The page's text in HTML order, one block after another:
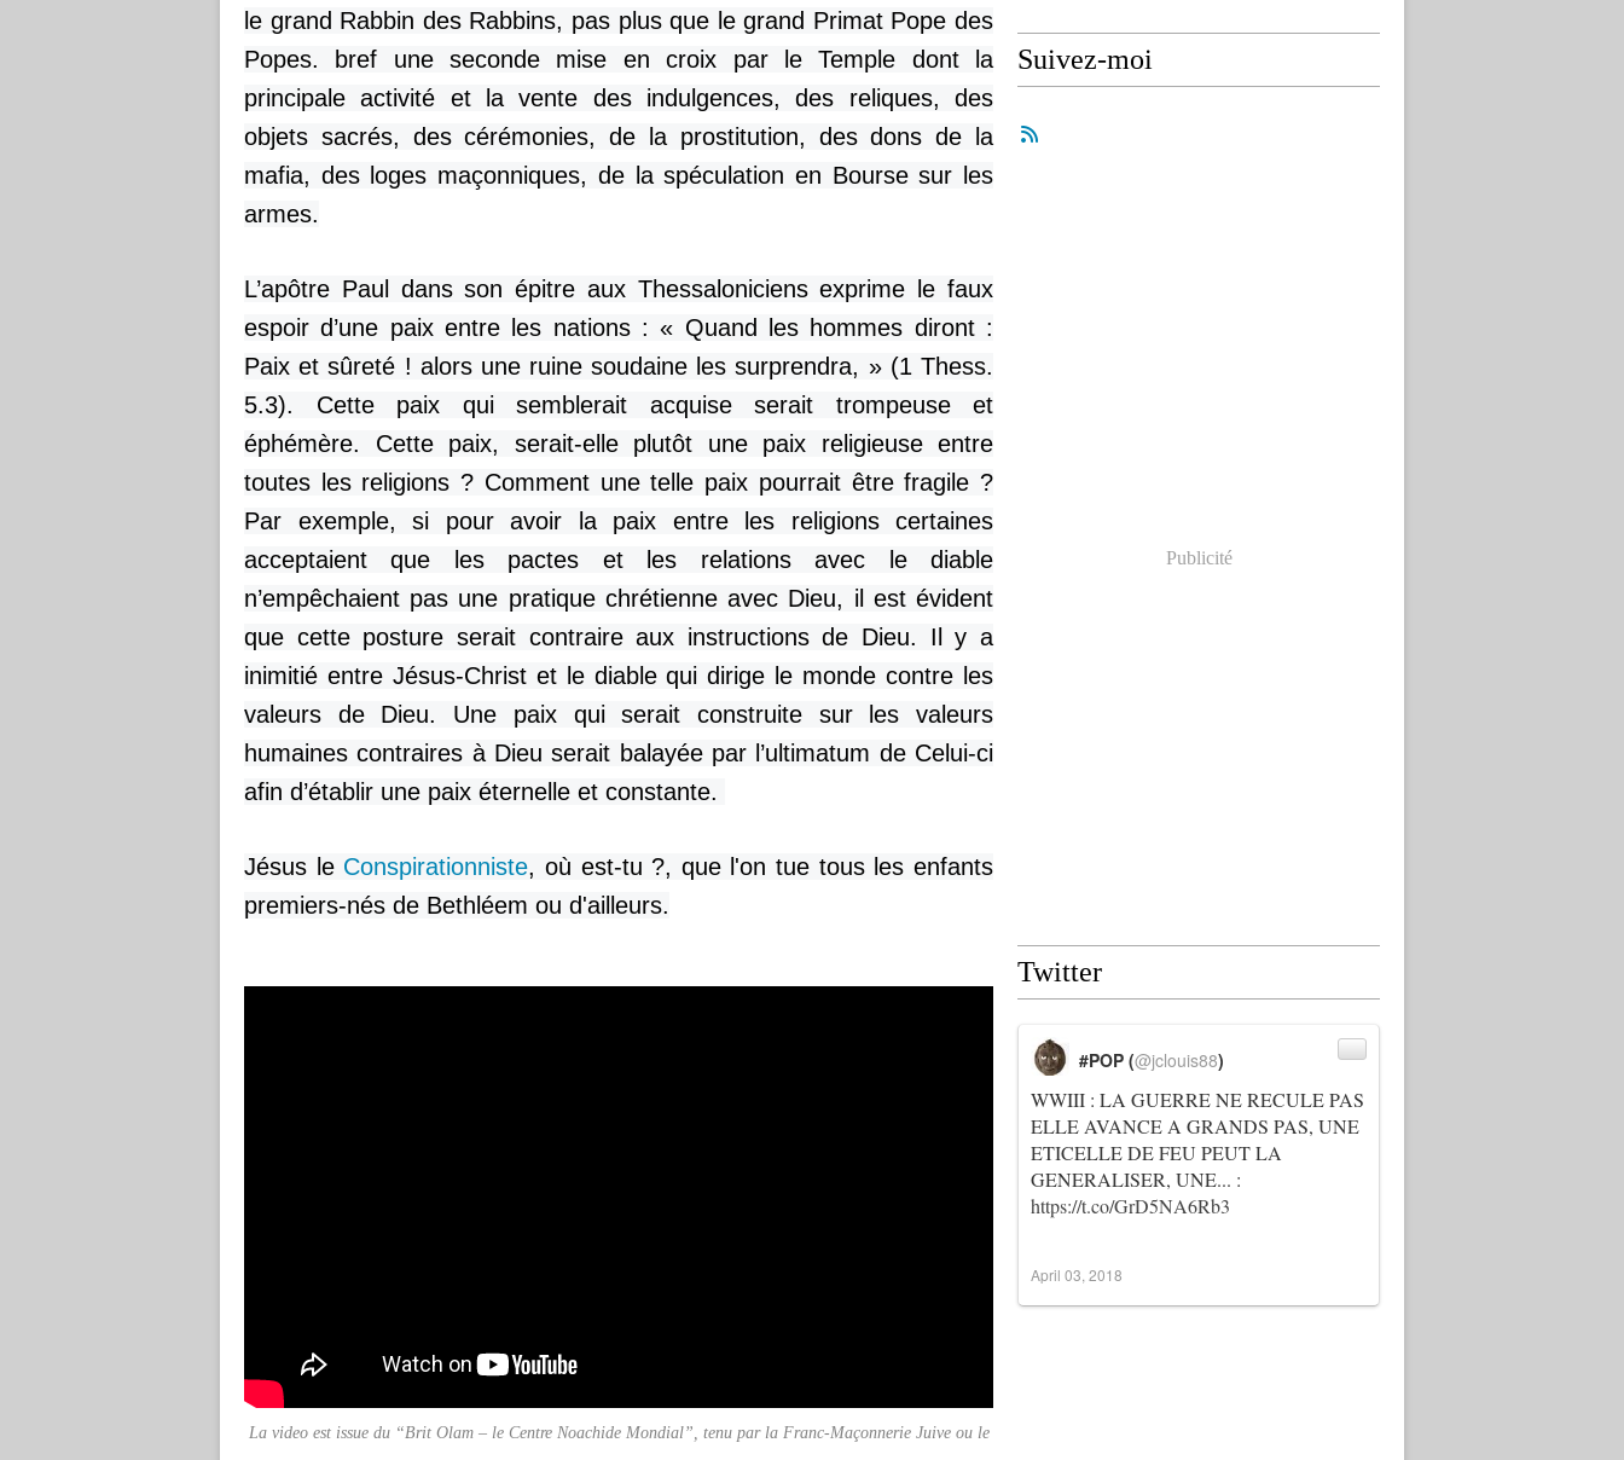
le grand Rabbin des Rabbins, pas plus que le grand Primat Pope des
Popes. bref une seconde mise en croix par le Temple dont la
principale activité et la vente des indulgences, des reliques, des
objets sacrés, des cérémonies, de la prostitution, des dons de la
mafia, des loges maçonniques, de la spéculation en Bourse sur les
armes.
L’apôtre Paul dans son épitre aux Thessaloniciens exprime le faux
espoir d’une paix entre les nations : « Quand les hommes diront :
Paix et sûreté ! alors une ruine soudaine les surprendra, » (1 Thess.
5.3). Cette paix qui semblerait acquise serait trompeuse et
éphémère. Cette paix, serait-elle plutôt une paix religieuse entre
toutes les religions ? Comment une telle paix pourrait être fragile ?
Par exemple, si pour avoir la paix entre les religions certaines
acceptaient que les pactes et les relations avec le diable
n’empêchaient pas une pratique chrétienne avec Dieu, il est évident
que cette posture serait contraire aux instructions de Dieu. Il y a
inimitié entre Jésus-Christ et le diable qui dirige le monde contre les
valeurs de Dieu. Une paix qui serait construite sur les valeurs
humaines contraires à Dieu serait balayée par l’ultimatum de Celui-ci
afin d’établir une paix éternelle et constante.
Jésus le Conspirationniste, où est-tu ?, que l'on tue tous les enfants
premiers-nés de Bethléem ou d'ailleurs.
La video est issue du “Brit Olam – le Centre Noachide Mondial”, tenu par la Franc-Maçonnerie Juive ou le
Suivez-moi
Publicité
Twitter
WWIII : LA GUERRE NE RECULE PAS
ELLE AVANCE A GRANDS PAS, UNE
ETICELLE DE FEU PEUT LA
GENERALISER, UNE... :
https://t.co/GrD5NA6Rb3
#POP (@jclouis88)
April 03, 2018